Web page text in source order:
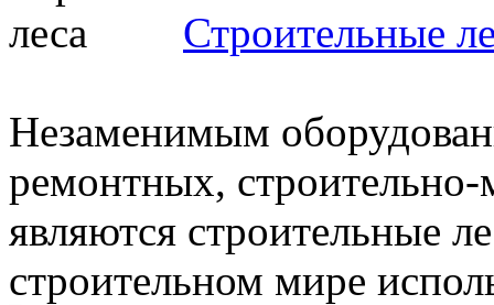
Строительные
Незаменимым
ремонтных,
являются строительные
строительном мире